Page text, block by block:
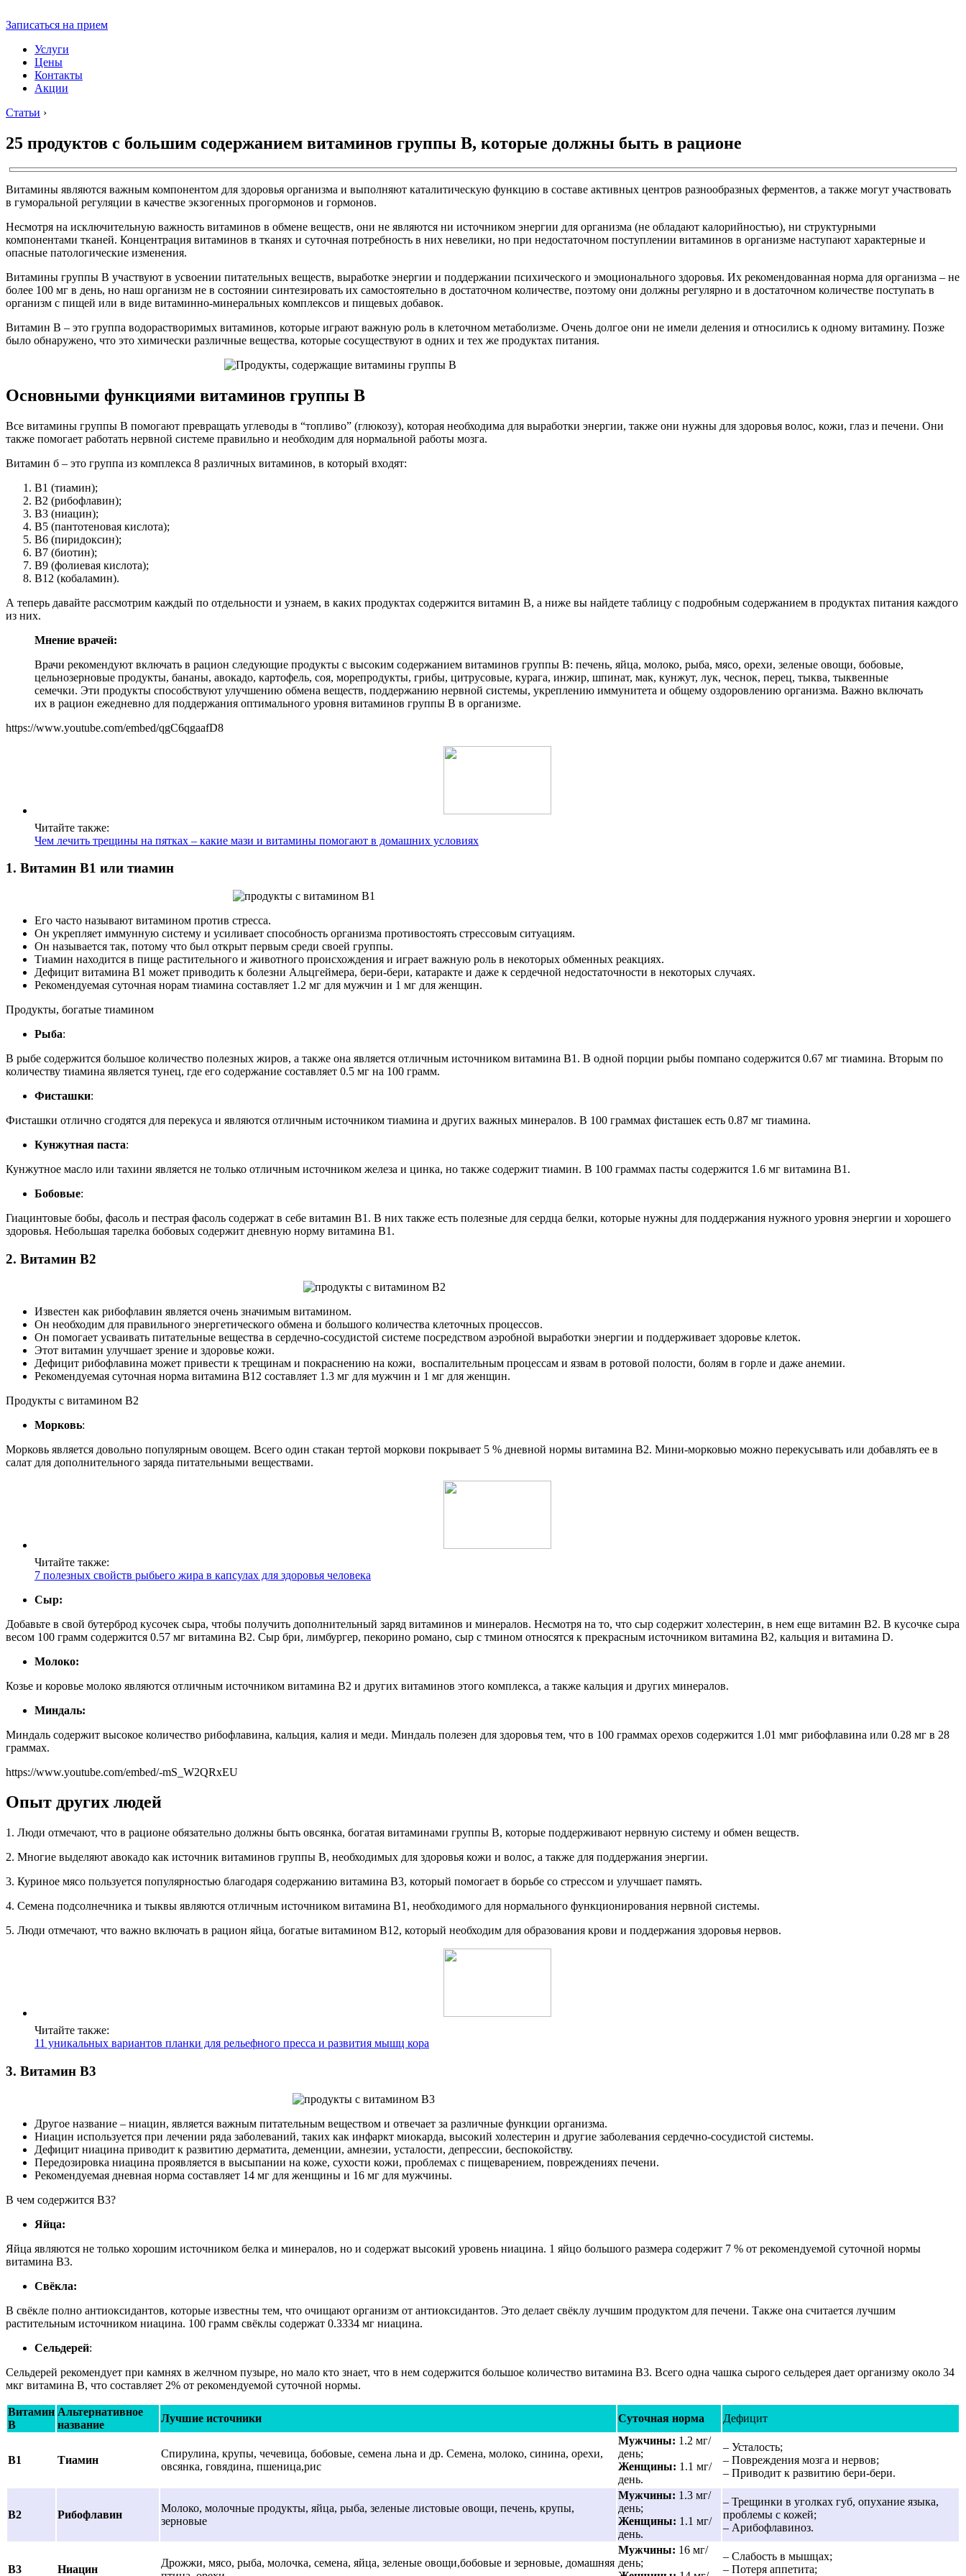
Записаться на прием
Услуги
Цены
Контакты
Акции
Статьи ›
25 продуктов с большим содержанием витаминов группы В, которые должны быть в рационе
Витамины являются важным компонентом для здоровья организма и выполняют каталитическую функцию в составе активных центров разнообразных ферментов, а также могут участвовать
в гуморальной регуляции в качестве экзогенных прогормонов и гормонов.
Несмотря на исключительную важность витаминов в обмене веществ, они не являются ни источником энергии для организма (не обладают калорийностью), ни структурными
компонентами тканей. Концентрация витаминов в тканях и суточная потребность в них невелики, но при недостаточном поступлении витаминов в организме наступают характерные и
опасные патологические изменения.
Витамины группы В участвуют в усвоении питательных веществ, выработке энергии и поддержании психического и эмоционального здоровья. Их рекомендованная норма для организма – не
более 100 мг в день, но наш организм не в состоянии синтезировать их самостоятельно в достаточном количестве, поэтому они должны регулярно и в достаточном количестве поступать в
организм с пищей или в виде витаминно-минеральных комплексов и пищевых добавок.
Витамин В – это группа водорастворимых витаминов, которые играют важную роль в клеточном метаболизме. Очень долгое они не имели деления и относились к одному витамину. Позже
было обнаружено, что это химически различные вещества, которые сосуществуют в одних и тех же продуктах питания.
Основными функциями витаминов группы В
Все витамины группы В помогают превращать углеводы в “топливо” (глюкозу), которая необходима для выработки энергии, также они нужны для здоровья волос, кожи, глаз и печени. Они
также помогает работать нервной системе правильно и необходим для нормальной работы мозга.
Витамин б – это группа из комплекса 8 различных витаминов, в который входят:
В1 (тиамин);
B2 (рибофлавин);
B3 (ниацин);
B5 (пантотеновая кислота);
B6 (пиридоксин);
B7 (биотин);
B9 (фолиевая кислота);
B12 (кобаламин).
А теперь давайте рассмотрим каждый по отдельности и узнаем, в каких продуктах содержится витамин B, а ниже вы найдете таблицу с подробным содержанием в продуктах питания каждого
из них.
Мнение врачей:
Врачи рекомендуют включать в рацион следующие продукты с высоким содержанием витаминов группы В: печень, яйца, молоко, рыба, мясо, орехи, зеленые овощи, бобовые,
цельнозерновые продукты, бананы, авокадо, картофель, соя, морепродукты, грибы, цитрусовые, курага, инжир, шпинат, мак, кунжут, лук, чеснок, перец, тыква, тыквенные
семечки. Эти продукты способствуют улучшению обмена веществ, поддержанию нервной системы, укреплению иммунитета и общему оздоровлению организма. Важно включать
их в рацион ежедневно для поддержания оптимального уровня витаминов группы В в организме.
https://www.youtube.com/embed/qgC6qgaafD8
Читайте также:
Чем лечить трещины на пятках – какие мази и витамины помогают в домашних условиях
1. Витамин В1 или тиамин
Его часто называют витамином против стресса.
Он укрепляет иммунную систему и усиливает способность организма противостоять стрессовым ситуациям.
Он называется так, потому что был открыт первым среди своей группы.
Тиамин находится в пище растительного и животного происхождения и играет важную роль в некоторых обменных реакциях.
Дефицит витамина В1 может приводить к болезни Альцгеймера, бери-бери, катаракте и даже к сердечной недостаточности в некоторых случаях.
Рекомендуемая суточная норам тиамина составляет 1.2 мг для мужчин и 1 мг для женщин.
Продукты, богатые тиамином
Рыба:
В рыбе содержится большое количество полезных жиров, а также она является отличным источником витамина В1. В одной порции рыбы помпано содержится 0.67 мг тиамина. Вторым по
количеству тиамина является тунец, где его содержание составляет 0.5 мг на 100 грамм.
Фисташки:
Фисташки отлично сгодятся для перекуса и являются отличным источником тиамина и других важных минералов. В 100 граммах фисташек есть 0.87 мг тиамина.
Кунжутная паста:
Кунжутное масло или тахини является не только отличным источником железа и цинка, но также содержит тиамин. В 100 граммах пасты содержится 1.6 мг витамина В1.
Бобовые:
Гиацинтовые бобы, фасоль и пестрая фасоль содержат в себе витамин В1. В них также есть полезные для сердца белки, которые нужны для поддержания нужного уровня энергии и хорошего
здоровья. Небольшая тарелка бобовых содержит дневную норму витамина В1.
2. Витамин В2
Известен как рибофлавин является очень значимым витамином.
Он необходим для правильного энергетического обмена и большого количества клеточных процессов.
Он помогает усваивать питательные вещества в сердечно-сосудистой системе посредством аэробной выработки энергии и поддерживает здоровье клеток.
Этот витамин улучшает зрение и здоровье кожи.
Дефицит рибофлавина может привести к трещинам и покраснению на кожи, воспалительным процессам и язвам в ротовой полости, болям в горле и даже анемии.
Рекомендуемая суточная норма витамина В12 составляет 1.3 мг для мужчин и 1 мг для женщин.
Продукты с витамином В2
Морковь:
Морковь является довольно популярным овощем. Всего один стакан тертой моркови покрывает 5 % дневной нормы витамина В2. Мини-морковью можно перекусывать или добавлять ее в
салат для дополнительного заряда питательными веществами.
Читайте также:
7 полезных свойств рыбьего жира в капсулах для здоровья человека
Сыр:
Добавьте в свой бутерброд кусочек сыра, чтобы получить дополнительный заряд витаминов и минералов. Несмотря на то, что сыр содержит холестерин, в нем еще витамин В2. В кусочке сыра
весом 100 грамм содержится 0.57 мг витамина В2. Сыр бри, лимбургер, пекорино романо, сыр с тмином относятся к прекрасным источником витамина В2, кальция и витамина D.
Молоко:
Козье и коровье молоко являются отличным источником витамина В2 и других витаминов этого комплекса, а также кальция и других минералов.
Миндаль:
Миндаль содержит высокое количество рибофлавина, кальция, калия и меди. Миндаль полезен для здоровья тем, что в 100 граммах орехов содержится 1.01 ммг рибофлавина или 0.28 мг в 28
граммах.
https://www.youtube.com/embed/-mS_W2QRxEU
Опыт других людей
1. Люди отмечают, что в рационе обязательно должны быть овсянка, богатая витаминами группы В, которые поддерживают нервную систему и обмен веществ.
2. Многие выделяют авокадо как источник витаминов группы В, необходимых для здоровья кожи и волос, а также для поддержания энергии.
3. Куриное мясо пользуется популярностью благодаря содержанию витамина В3, который помогает в борьбе со стрессом и улучшает память.
4. Семена подсолнечника и тыквы являются отличным источником витамина В1, необходимого для нормального функционирования нервной системы.
5. Люди отмечают, что важно включать в рацион яйца, богатые витамином В12, который необходим для образования крови и поддержания здоровья нервов.
Читайте также:
11 уникальных вариантов планки для рельефного пресса и развития мышц кора
3. Витамин В3
Другое название – ниацин, является важным питательным веществом и отвечает за различные функции организма.
Ниацин используется при лечении ряда заболеваний, таких как инфаркт миокарда, высокий холестерин и другие заболевания сердечно-сосудистой системы.
Дефицит ниацина приводит к развитию дерматита, деменции, амнезии, усталости, депрессии, беспокойству.
Передозировка ниацина проявляется в высыпании на коже, сухости кожи, проблемах с пищеварением, повреждениях печени.
Рекомендуемая дневная норма составляет 14 мг для женщины и 16 мг для мужчины.
В чем содержится В3?
Яйца:
Яйца являются не только хорошим источником белка и минералов, но и содержат высокий уровень ниацина. 1 яйцо большого размера содержит 7 % от рекомендуемой суточной нормы
витамина В3.
Свёкла:
В свёкле полно антиоксидантов, которые известны тем, что очищают организм от антиоксидантов. Это делает свёклу лучшим продуктом для печени. Также она считается лучшим
растительным источником ниацина. 100 грамм свёклы содержат 0.3334 мг ниацина.
Сельдерей:
Сельдерей рекомендует при камнях в желчном пузыре, но мало кто знает, что в нем содержится большое количество витамина В3. Всего одна чашка сырого сельдерея дает организму около 34
мкг витамина В, что составляет 2% от рекомендуемой суточной нормы.
Витамин
В
Альтернативное
название
Лучшие источники Суточная норма Дефицит
В1 Тиамин
Спирулина, крупы, чечевица, бобовые, семена льна и др. Семена, молоко, синина, орехи,
овсянка, говядина, пшеница,риc
Мужчины: 1.2 мг/
день;
Женщины: 1.1 мг/
день.
– Усталость;
– Повреждения мозга и нервов;
– Приводит к развитию бери-бери.
В2 Рибофлавин
Молоко, молочные продукты, яйца, рыба, зеленые листовые овощи, печень, крупы,
зерновые
Мужчины: 1.3 мг/
день;
Женщины: 1.1 мг/
день.
– Трещинки в уголках губ, опухание языка,
проблемы с кожей;
– Арибофлавиноз.
В3 Ниацин
Дрожжи, мясо, рыба, молочка, семена, яйца, зеленые овощи,бобовые и зерновые, домашняя
Мужчины: 16 мг/
день;
– Слабость в мышцах;
– Потеря аппетита;